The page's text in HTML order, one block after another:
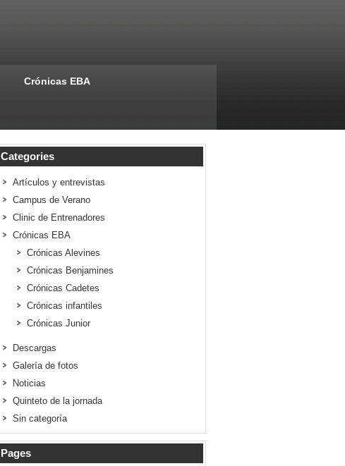
Crónicas EBA
Categories
Artículos y entrevistas
Campus de Verano
Clinic de Entrenadores
Crónicas EBA
Crónicas Alevines
Crónicas Benjamines
Crónicas Cadetes
Crónicas infantiles
Crónicas Junior
Descargas
Galería de fotos
Noticias
Quinteto de la jornada
Sin categoría
Pages